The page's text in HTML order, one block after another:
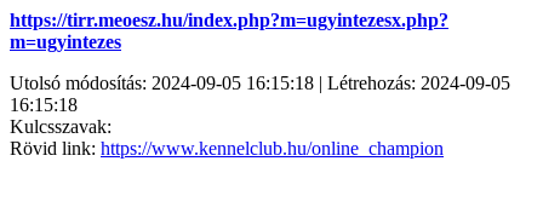
https://tirr.meoesz.hu/index.php?m=ugyintezesx.php?
m=ugyintezes
Utolsó módosítás: 2024-09-05 16:15:18 | Létrehozás: 2024-09-05
16:15:18
Kulcsszavak:
Rövid link: https://www.kennelclub.hu/online_champion